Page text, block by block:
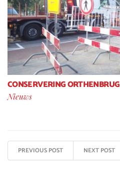
CONSERVERING ORTHENBRUG
Nieuws
PREVIOUS POST NEXT POST